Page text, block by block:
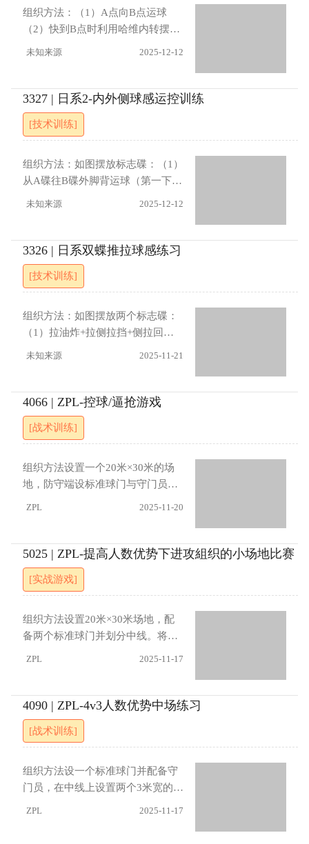
行抢断。进攻方（红/蓝）可在本方
半场与“中间人”（绿队）进行传接
另一半场，但不能直接长传至另一
防守方（黄队）抢断成功并射门得
分，则立即与被抢断的队伍进行攻
防轮换。进攻方被抢断并失球后，
位于另一半场的队友需快速开球，
被抢队需立即由攻转守。传球30脚
后加一轮。 指导要点： （1）进攻
位，预判对手行为并快速决策。
和脚步假动作迷惑对手。（3）防守
队员需对持球人实施快速压迫，给
予其心理和出球压力。 进展 （1）
初始阶段，防守方（黄队）仅进行
（2） 缩小场地增加进攻难度（3）
限制进攻方球员触球次数（例如，
最多2次触球）。（4） 引入积分
组织方法：（1）A点向B点运球
（2）快到B点时利用哈维内转摆脱
（3）躲开拦截后射门指导要点：
未知来源 2025-12-12
3327 | 日系2-内外侧球感运控训练
[技术训练]
组织方法：如图摆放标志碟：（1）
从A碟往B碟外脚背运球（第一下
轻、第二下重），快B时候摆手假
内外侧运球（左右脚）（3）内外侧
运球过桩（左右脚）。指导要点：
（1）人球结合（2）注意节奏
未知来源 2025-12-12
3326 | 日系双蝶推拉球感练习
[技术训练]
组织方法：如图摆放两个标志碟：
（1）拉油炸+拉侧拉挡+侧拉回
拉：左脚拉油炸，右脚回拉后侧拉
+油炸+侧拉挡：右脚从前面碟，连
续倒退拉两下，右炸左，左脚挡到
前面后，左脚侧拉挡+拉油炸，镜像
再做一遍。（3）拉外内+侧油炸
+反侧油炸：右拉外内，推斜油炸，
右脚回拉斜按原路油炸回到原处，
球结合（2）注意节奏
未知来源 2025-11-21
4066 | ZPL-控球/逼抢游戏
[战术训练]
组织方法设置一个20米×30米的场
地，防守端设标准球门与守门员。
0脚传球后，控球方四人可全线压上
进攻，形成4打2反击（防守方另两
名后卫防守，逼抢者不回追）。射
门前必须运球过中线。若逼抢者触
球，防守方可增援一人形成二抢
四，若抢断并将球踢过进攻方底线
点控球方要利用宽度深度 第一脚触
逼抢与延迟进展（1）允许前场逼抢
球员参与防守（2）所有传球必须为
地面球（3）控球方过线后需在5秒
内完成射门
ZPL 2025-11-20
5025 | ZPL-提高人数优势下进攻組织的小场地比赛
[实战游戏]
组织方法设置20米×30米场地，配
备两个标准球门并划分中线。将队
势。进攻方可以对任一球门射门，
得分后继续控球；得分或球权转换
后，队员必须将球传过中线一次才
能再次射门。若防守方得球，原守
门员进入场内参与进攻，原进攻方
立即转入防守并指派2名队员担任守
优势进行快速传导与灵活跑位，注
ZPL 2025-11-17
4090 | ZPL-4v3人数优势中场练习
[战术训练]
组织方法设一个标准球门并配备守
门员，在中线上设置两个3米宽的小
ZPL 2025-11-17